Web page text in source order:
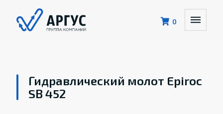
0
Гидравлический молот Epiroc
SB 452